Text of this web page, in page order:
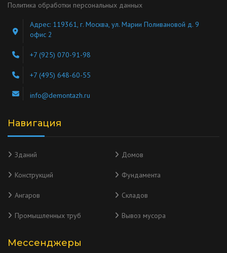
Политика обработки персональных данных
Адрес: 119361, г. Москва, ул. Марии Поливановой д. 9
офис 2
+7 (925) 070-91-98
+7 (495) 648-60-55
info@demontazh.ru
Навигация
Зданий Домов
Конструкций Фундамента
Ангаров Складов
Промышленных труб Вывоз мусора
Мессенджеры